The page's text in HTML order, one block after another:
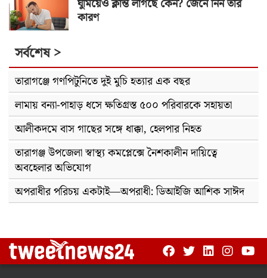
ঘুমিয়েও ক্লান্ত লাগছে কেন? জেনে নিন তার
কারণ
সর্বশেষ >
তারাগঞ্জে গণপিটুনিতে দুই মুচি হত্যার এক বছর
লামায় বন্যা-পাহাড় ধসে ক্ষতিগ্রস্ত ৫০০ পরিবারকে সহায়তা
আলীকদমে বাস গাছের সঙ্গে ধাক্কা, হেলপার নিহত
তারাগঞ্জ উপজেলা স্বাস্থ্য কমপ্লেক্সে নৈশকালীন দায়িত্বে
অবহেলার অভিযোগ
অপরাধীর পরিচয় একটাই—অপরাধী: ডিআইজি আশিক সাঈদ